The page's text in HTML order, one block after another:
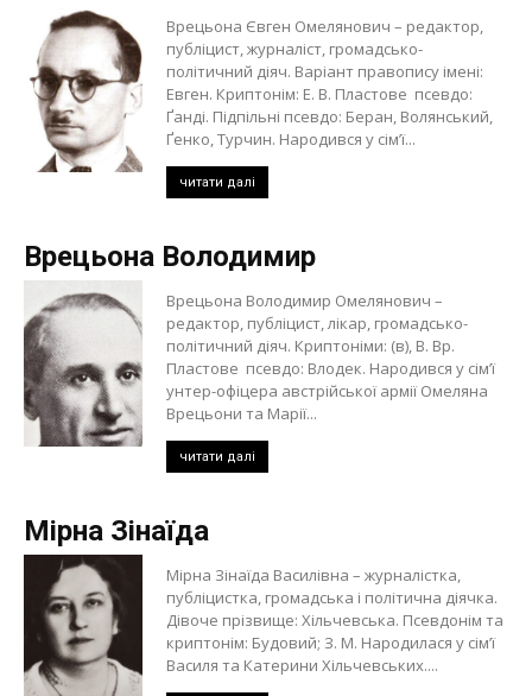
Врецьона Євген Омелянович – редактор,
публіцист, журналіст, громадсько-
політичний діяч. Варіант правопису імені:
Евген. Криптонім: Е. В. Пластове псевдо:
Ґанді. Підпільні псевдо: Беран, Волянський,
Ґенко, Турчин. Народився у сім’ї...
читати далі
Врецьона Володимир
Врецьона Володимир Омелянович –
редактор, публіцист, лікар, громадсько-
політичний діяч. Криптоніми: (в), В. Вр.
Пластове псевдо: Влодек. Народився у сім’ї
унтер-офіцера австрійської армії Омеляна
Врецьони та Марії...
читати далі
Мірна Зінаїда
Мірна Зінаїда Василівна – журналістка,
публіцистка, громадська і політична діячка.
Дівоче прізвище: Хільчевська. Псевдонім та
криптонім: Будовий; З. М. Народилася у сім’ї
Василя та Катерини Хільчевських....